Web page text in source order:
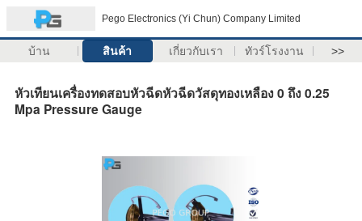
Pego Electronics (Yi Chun) Company Limited
บ้าน สินค้า เกี่ยวกับเรา ทัวร์โรงงาน >>
หัวเทียนเครื่องทดสอบหัวฉีดหัวฉีดวัสดุทองเหลือง 0 ถึง 0.25
Mpa Pressure Gauge